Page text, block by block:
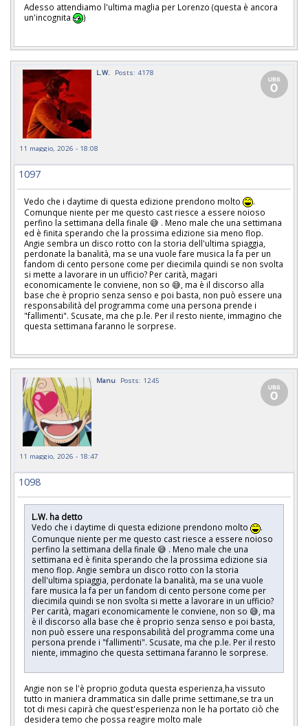
Adesso attendiamo l'ultima maglia per Lorenzo (questa è ancora
un'incognita
)
L.W. Posts: 4178
11 maggio, 2026 - 18:08
1097
Vedo che i daytime di questa edizione prendono molto
.
Comunque niente per me questo cast riesce a essere noioso
perfino la settimana della finale 😅 . Meno male che una settimana
ed è finita sperando che la prossima edizione sia meno flop.
Angie sembra un disco rotto con la storia dell'ultima spiaggia,
perdonate la banalità, ma se una vuole fare musica la fa per un
fandom di cento persone come per diecimila quindi se non svolta
si mette a lavorare in un ufficio? Per carità, magari
economicamente le conviene, non so 😅, ma è il discorso alla
base che è proprio senza senso e poi basta, non può essere una
responsabilità del programma come una persona prende i
"fallimenti". Scusate, ma che p.le. Per il resto niente, immagino che
questa settimana faranno le sorprese.
Manu Posts: 1245
11 maggio, 2026 - 18:47
1098
L.W. ha detto
Vedo che i daytime di questa edizione prendono molto
.
Comunque niente per me questo cast riesce a essere noioso
perfino la settimana della finale 😅 . Meno male che una
settimana ed è finita sperando che la prossima edizione sia
meno flop. Angie sembra un disco rotto con la storia
dell'ultima spiaggia, perdonate la banalità, ma se una vuole
fare musica la fa per un fandom di cento persone come per
diecimila quindi se non svolta si mette a lavorare in un ufficio?
Per carità, magari economicamente le conviene, non so 😅, ma
è il discorso alla base che è proprio senza senso e poi basta,
non può essere una responsabilità del programma come una
persona prende i "fallimenti". Scusate, ma che p.le. Per il resto
niente, immagino che questa settimana faranno le sorprese.
Angie non se l'è proprio goduta questa esperienza,ha vissuto
tutto in maniera drammatica sin dalle prime settimane,se tra un
tot di mesi capirà che quest'esperienza non le ha portato ciò che
desidera temo che possa reagire molto male